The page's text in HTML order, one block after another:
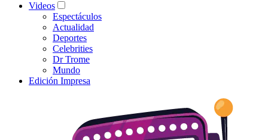
Videos
Espectáculos
Actualidad
Deportes
Celebrities
Dr Trome
Mundo
Edición Impresa